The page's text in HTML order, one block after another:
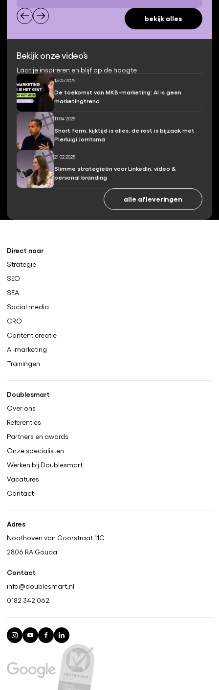
bekijk alles
Bekijk onze video’s
Laat je inspireren en blijf op de hoogte
13 05 2025
De toekomst van MKB-marketing: AI is geen
marketingtrend
11 04 2025
Short form: kijktijd is alles, de rest is bijzaak met
Pierluigi Jorritsma
21 02 2025
Slimme strategieën voor LinkedIn, video &
personal branding
alle afleveringen
Direct naar
Strategie
SEO
SEA
Social media
CRO
Content creatie
AI-marketing
Trainingen
Doublesmart
Over ons
Referenties
Partners en awards
Onze specialisten
Werken bij Doublesmart
Vacatures
Contact
Adres
Noothoven van Goorstraat 11C
2806 RA Gouda
Contact
info@doublesmart.nl
0182 342 062